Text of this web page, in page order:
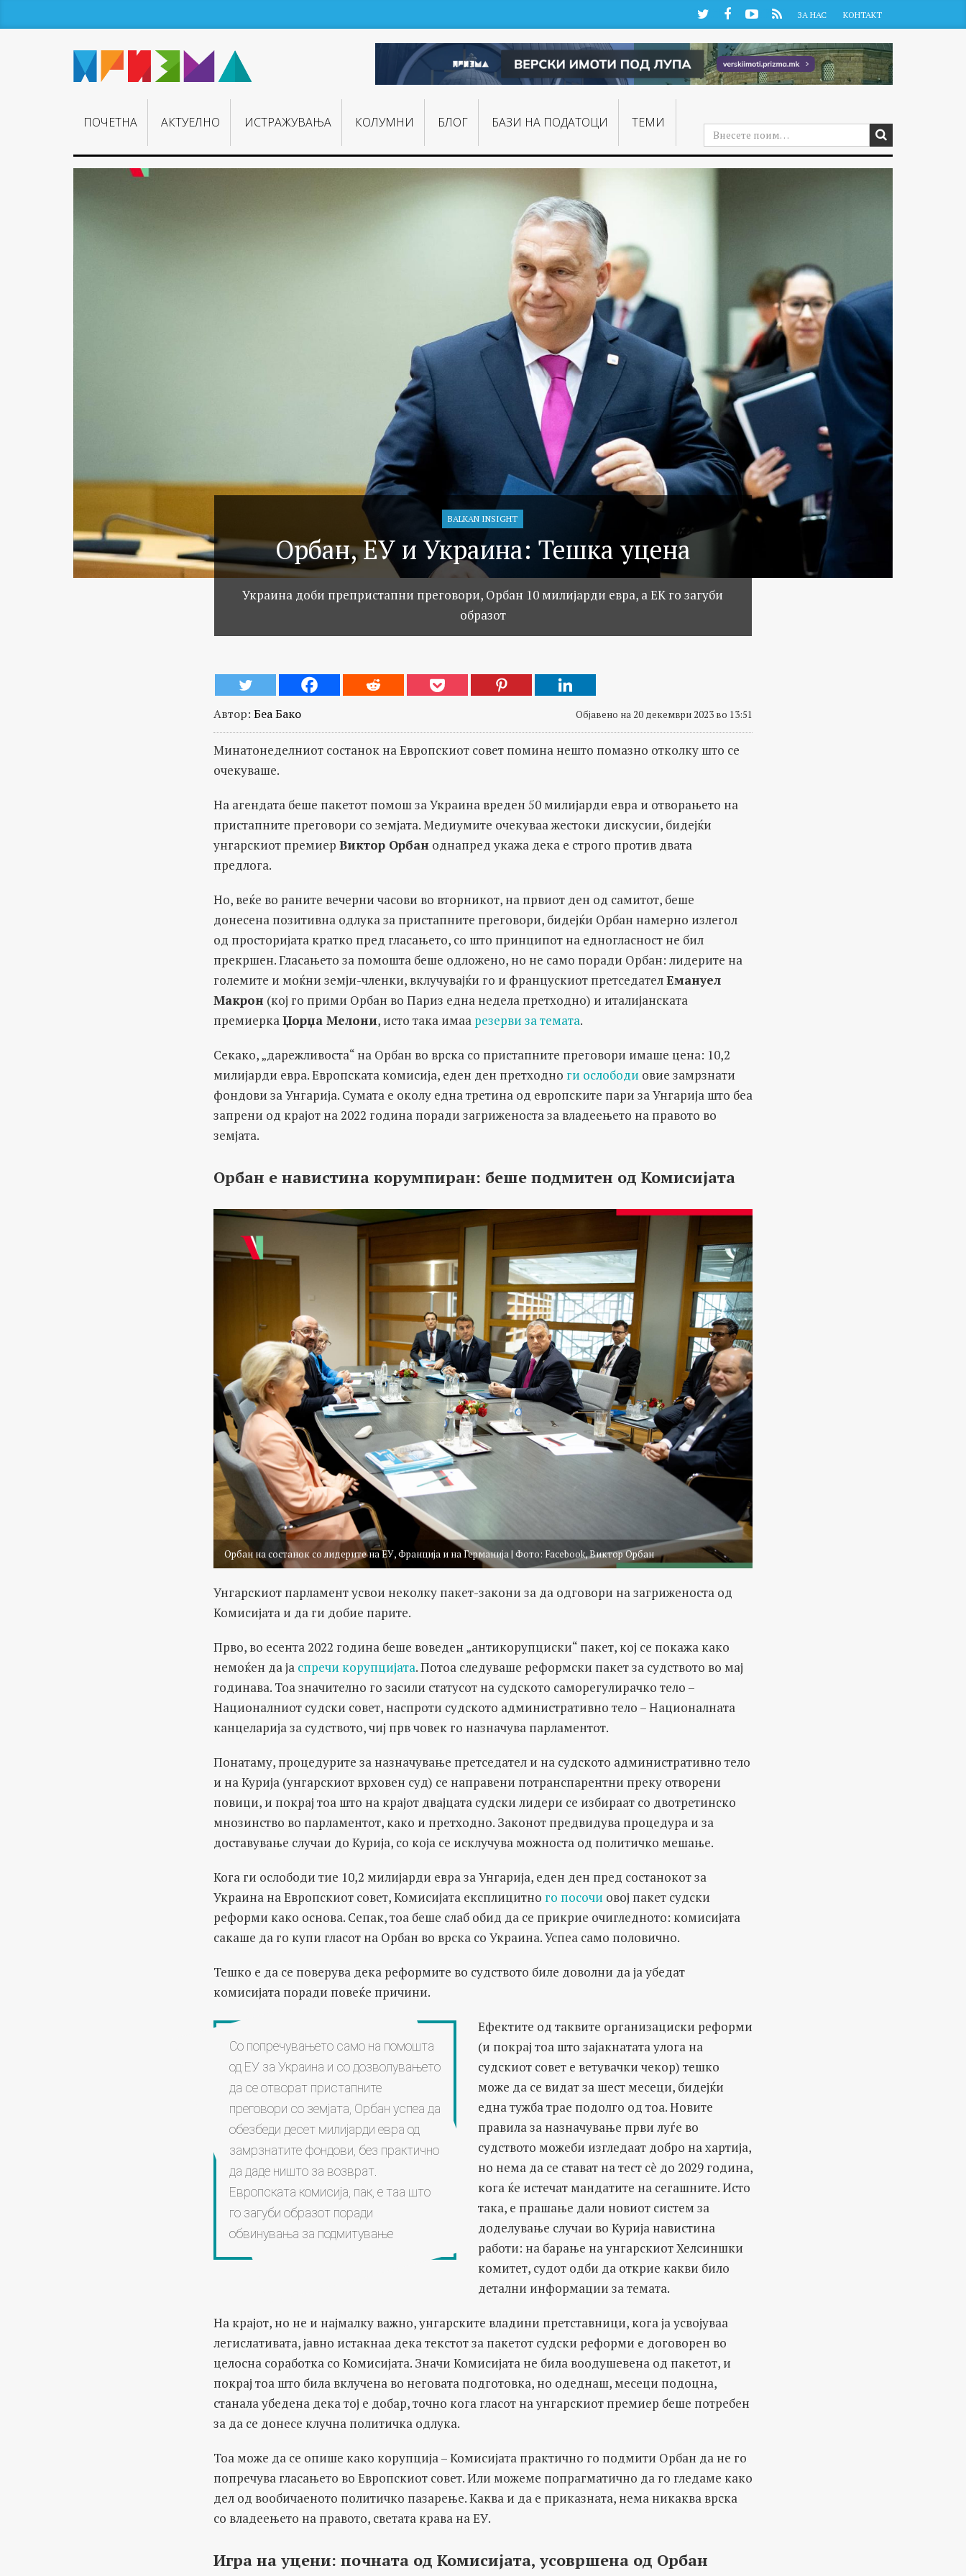
TwitterFacebookYouTube
RSS ЗА НАС КОНТАКТ
ПОЧЕТНА АКТУЕЛНО ИСТРАЖУВАЊA КОЛУМНИ БЛОГ БАЗИ НА ПОДАТОЦИ ТЕМИ
BALKAN INSIGHT
Орбан, ЕУ и Украина: Тешка уцена
Украина доби препристапни преговори, Орбан 10 милијарди евра, а ЕК го загуби
образот
Автор: Беа Бако Објавено на 20 декември 2023 во 13:51
Минатонеделниот состанок на Европскиот совет помина нешто помазно отколку што се
очекуваше.
На агендата беше пакетот помош за Украина вреден 50 милијарди евра и отворањето на
пристапните преговори со земјата. Медиумите очекуваа жестоки дискусии, бидејќи
унгарскиот премиер Виктор Орбан однапред укажа дека е строго против двата
предлога.
Но, веќе во раните вечерни часови во вторникот, на првиот ден од самитот, беше
донесена позитивна одлука за пристапните преговори, бидејќи Орбан намерно излегол
од просторијата кратко пред гласањето, со што принципот на едногласност не бил
прекршен. Гласањето за помошта беше одложено, но не само поради Орбан: лидерите на
големите и моќни земји-членки, вклучувајќи го и францускиот претседателЕмануел
Макрон (кој го прими Орбан во Париз една недела претходно) и италијанската
премиеркаЏорџа Мелони, исто така имаа резерви за темата.
Секако, „дарежливоста“ на Орбан во врска со пристапните преговори имаше цена: 10,2
милијарди евра. Европската комисија, еден ден претходно ги ослободи овие замрзнати
фондови за Унгарија. Сумата е околу една третина од европските пари за Унгарија што беа
запрени од крајот на 2022 година поради загриженоста за владеењето на правото во
земјата.
Орбан е навистина корумпиран: беше подмитен од Комисијата
Орбан на состанок со лидерите на ЕУ, Франција и на Германија | Фото: Facebook, Виктор Орбан
Унгарскиот парламент усвои неколку пакет-закони за да одговори на загриженоста од
Комисијата и да ги добие парите.
Прво, во есента 2022 година беше воведен „антикорупциски“ пакет, кој се покажа како
немоќен да ја спречи корупцијата. Потоа следуваше реформски пакет за судството во мај
годинава. Тоа значително го засили статусот на судското саморегулирачко тело –
Националниот судски совет, наспроти судското административно тело – Националната
канцеларија за судството, чиј прв човек го назначува парламентот.
Понатаму, процедурите за назначување претседател и на судското административно тело
и на Курија (унгарскиот врховен суд) се направени потранспарентни преку отворени
повици, и покрај тоа што на крајот двајцата судски лидери се избираат со двотретинско
мнозинство во парламентот, како и претходно. Законот предвидува процедура и за
доставување случаи до Курија, со која се исклучува можноста од политичко мешање.
Кога ги ослободи тие 10,2 милијарди евра за Унгарија, еден ден пред состанокот за
Украина на Европскиот совет, Комисијата експлицитно го посочи овој пакет судски
реформи како основа. Сепак, тоа беше слаб обид да се прикрие очигледното: комисијата
сакаше да го купи гласот на Орбан во врска со Украина. Успеа само половично.
Тешко е да се поверува дека реформите во судството биле доволни да ја убедат
комисијата поради повеќе причини.
Со попречувањето само на помошта
од ЕУ за Украина и со дозволувањето
да се отворат пристапните
преговори со земјата, Орбан успеа да
обезбеди десет милијарди евра од
замрзнатите фондови, без практично
да даде ништо за возврат.
Европската комисија, пак, е таа што
го загуби образот поради
обвинувања за подмитување
Ефектите од таквите организациски реформи
(и покрај тоа што зајакнатата улога на
судскиот совет е ветувачки чекор) тешко
може да се видат за шест месеци, бидејќи
една тужба трае подолго од тоа. Новите
правила за назначување први луѓе во
судството можеби изгледаат добро на хартија,
но нема да се стават на тест сè до 2029 година,
кога ќе истечат мандатите на сегашните. Исто
така, е прашање дали новиот систем за
доделување случаи во Курија навистина
работи: на барање на унгарскиот Хелсиншки
комитет, судот одби да открие какви било
детални информации за темата.
На крајот, но не и најмалку важно, унгарските владини претставници, кога ја усвојуваа
легислативата, јавно истакнаа дека текстот за пакетот судски реформи е договорен во
целосна соработка со Комисијата. Значи Комисијата не била воодушевена од пакетот, и
покрај тоа што била вклучена во неговата подготовка, но одеднаш, месеци подоцна,
станала убедена дека тој е добар, точно кога гласот на унгарскиот премиер беше потребен
за да се донесе клучна политичка одлука.
Тоа може да се опише како корупција – Комисијата практично го подмити Орбан да не го
попречува гласањето во Европскиот совет. Или можеме попрагматично да го гледаме како
дел од вообичаеното политичко пазарење. Каква и да е приказната, нема никаква врска
со владеењето на правото, светата крава на ЕУ.
Игра на уцени: почната од Комисијата, усовршена од Орбан